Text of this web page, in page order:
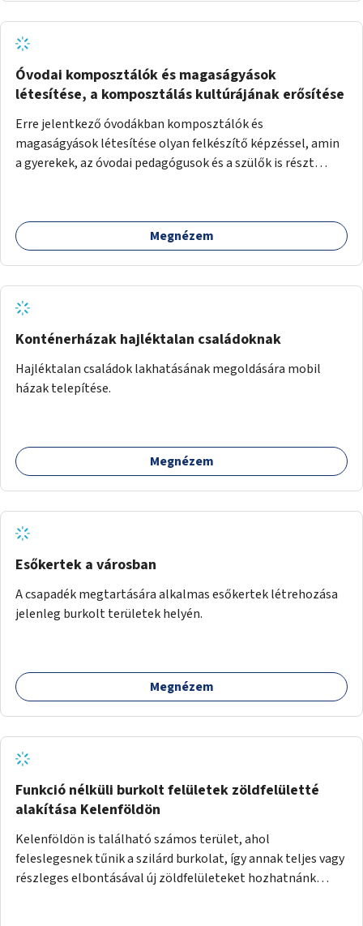
Óvodai komposztálók és magaságyások
létesítése, a komposztálás kultúrájának erősítése
Erre jelentkező óvodákban komposztálók és
magaságyások létesítése olyan felkészítő képzéssel, amin
a gyerekek, az óvodai pedagógusok és a szülők is részt
Megnézem
Konténerházak hajléktalan családoknak
Hajléktalan családok lakhatásának megoldására mobil
házak telepítése.
Megnézem
Esőkertek a városban
A csapadék megtartására alkalmas esőkertek létrehozása
jelenleg burkolt területek helyén.
Megnézem
Funkció nélküli burkolt felületek zöldfelületté
alakítása Kelenföldön
Kelenföldön is található számos terület, ahol
feleslegesnek tűnik a szilárd burkolat, így annak teljes vagy
részleges elbontásával új zöldfelületeket hozhatnánk